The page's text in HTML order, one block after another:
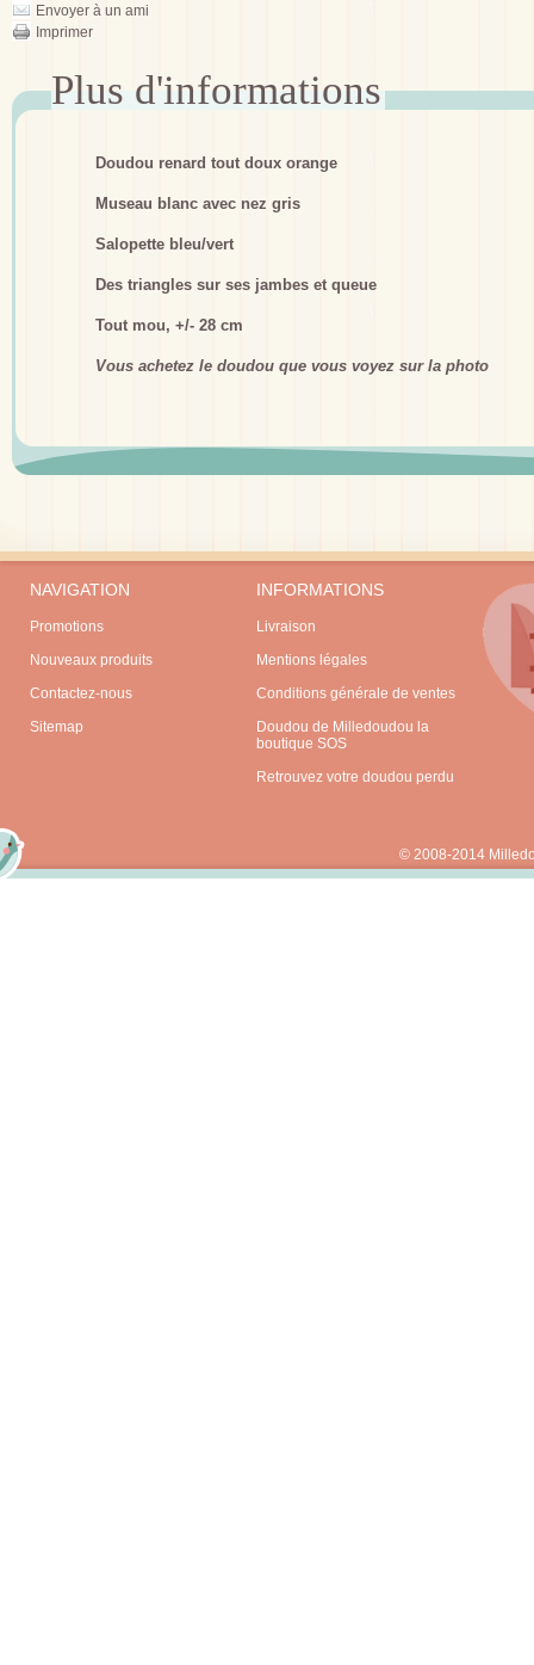
Envoyer à un ami
Imprimer
Doudou renard tout doux orange
Museau blanc avec nez gris
Salopette bleu/vert
Des triangles sur ses jambes et queue
Tout mou, +/- 28 cm
Vous achetez le doudou que vous voyez sur la photo
NAVIGATION
Promotions
Nouveaux produits
Contactez-nous
Sitemap
INFORMATIONS
Livraison
Mentions légales
Conditions générale de ventes
Doudou de Milledoudou la
boutique SOS
Retrouvez votre doudou perdu
© 2008-2014